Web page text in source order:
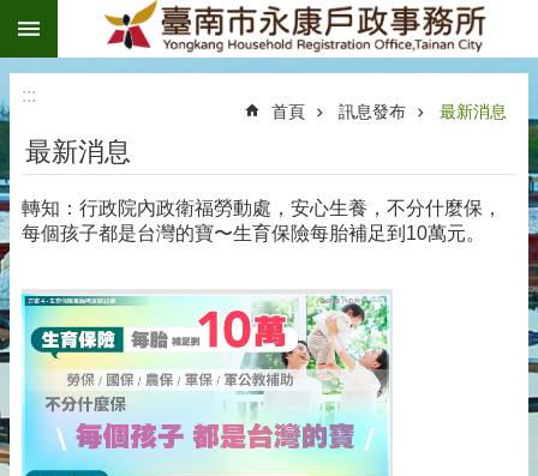
跳到主要內容區塊
:::
首頁 訊息發布 最新消息
最新消息
轉知：行政院內政衛福勞動處，安心生養，不分什麼保，
每個孩子都是台灣的寶〜生育保險每胎補足到10萬元。